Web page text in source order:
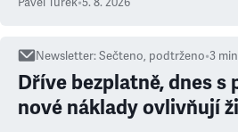
Newsletter:Sečteno, podtrženo•3
Dříve bezplatně, dnes s
nové náklady ovlivňují